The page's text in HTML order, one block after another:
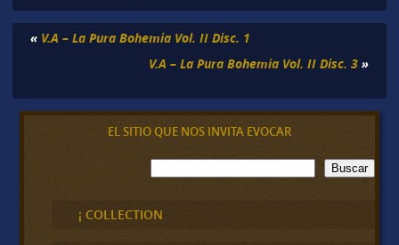
« V.A – La Pura Bohemia Vol. II Disc. 1
V.A – La Pura Bohemia Vol. II Disc. 3 »
EL SITIO QUE NOS INVITA EVOCAR
B
u
c
a
Buscar
¡ COLLECTION